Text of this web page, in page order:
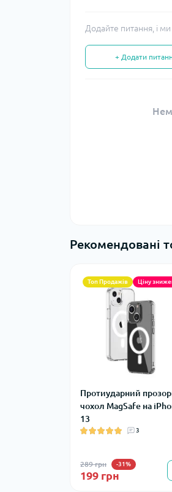
Додайте питання, і
+ Додати
Рекомендовані
Топ Продажів Ціну
Протиударний
чохол MagSafe на
13
3
289 грн -31%
199 грн